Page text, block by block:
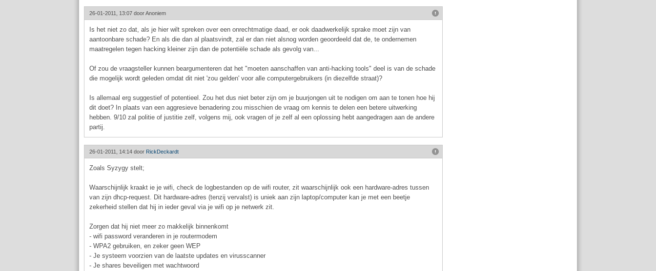
26-01-2011, 13:07 doorAnoniem
Is het niet zo dat, als je hier wilt spreken over een onrechtmatige daad, er ook daadwerkelijk sprake moet zijn van
aantoonbare schade? En als die dan al plaatsvindt, zal er dan niet alsnog worden geoordeeld dat de, te ondernemen
maatregelen tegen hacking kleiner zijn dan de potentiële schade als gevolg van...
Of zou de vraagsteller kunnen beargumenteren dat het "moeten aanschaffen van anti-hacking tools" deel is van de schade
die mogelijk wordt geleden omdat dit niet 'zou gelden' voor alle computergebruikers (in diezelfde straat)?
Is allemaal erg suggestief of potentieel. Zou het dus niet beter zijn om je buurjongen uit te nodigen om aan te tonen hoe hij
dit doet? In plaats van een aggresieve benadering zou misschien de vraag om kennis te delen een betere uitwerking
hebben. 9/10 zal politie of justitie zelf, volgens mij, ook vragen of je zelf al een oplossing hebt aangedragen aan de andere
partij.
26-01-2011, 14:14 door RickDeckardt
Zoals Syzygy stelt;
Waarschijnlijk kraakt ie je wifi, check de logbestanden op de wifi router, zit waarschijnlijk ook een hardware-adres tussen
van zijn dhcp-request. Dit hardware-adres (tenzij vervalst) is uniek aan zijn laptop/computer kan je met een beetje
zekerheid stellen dat hij in ieder geval via je wifi op je netwerk zit.
Zorgen dat hij niet meer zo makkelijk binnenkomt
- wifi password veranderen in je routermodem
- WPA2 gebruiken, en zeker geen WEP
- Je systeem voorzien van de laatste updates en virusscanner
- Je shares beveiligen met wachtwoord